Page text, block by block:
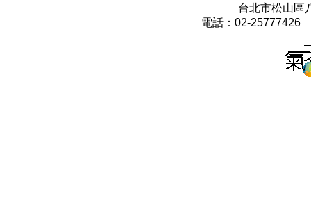
台北市松山區
電話：02-25777426